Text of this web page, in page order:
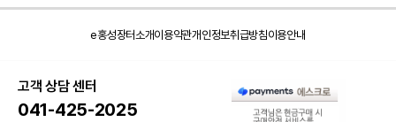
e홍성장터소개이용약관개인정보취급방침이용안내
고객 상담 센터
041-425-2025